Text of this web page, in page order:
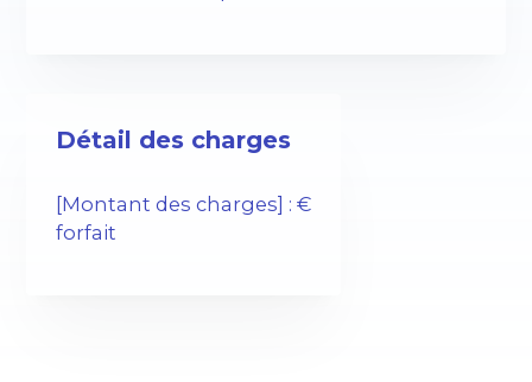
Détail des charges
[Montant des charges] : €
forfait